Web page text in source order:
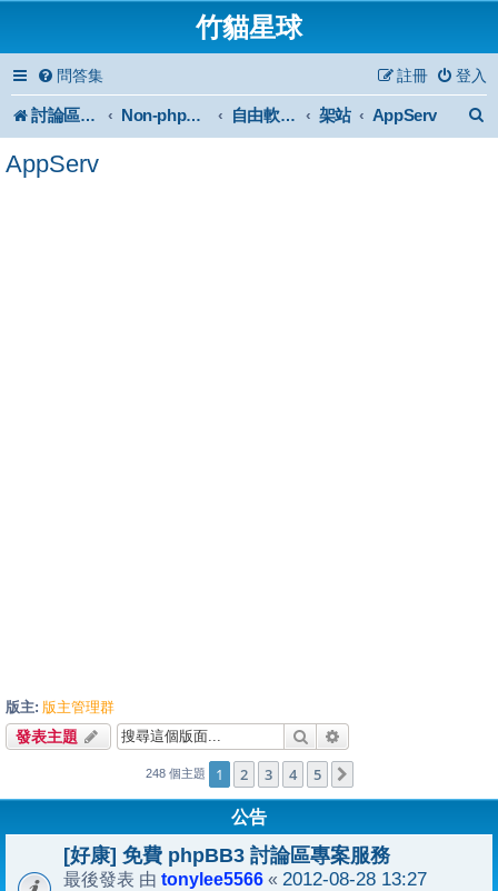
竹貓星球
問答集 登入
註冊
討論區首頁 Non-phpBB specific 自由軟體或免費軟體 架站 AppServ
AppServ
版主: 版主管理群
發表主題 搜尋
248 個主題 1 2 3 4 5
公告
[好康] 免費 phpBB3 討論區專案服務
最後發表 由 tonylee5566 « 2012-08-28 13:27